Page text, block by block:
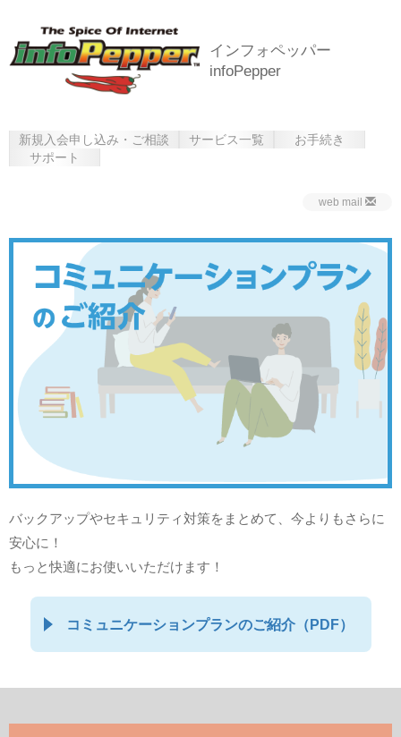
インフォペッパー
infoPepper
新規入会申し込み・ご相談 サービス一覧
お手続き
サポート
web mail
バックアップやセキュリティ対策をまとめて、今よりもさらに
安心に！
もっと快適にお使いいただけます！
コミュニケーションプランのご紹介（PDF）